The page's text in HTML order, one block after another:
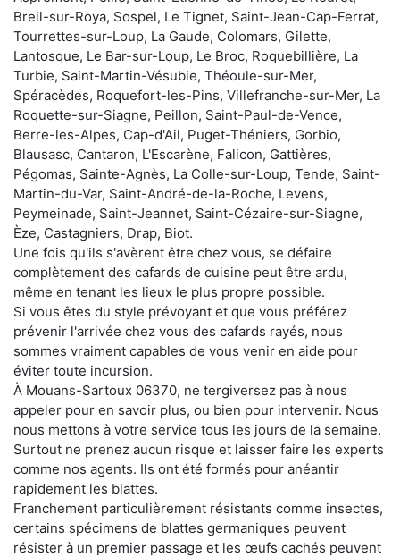
Breil-sur-Roya, Sospel, Le Tignet, Saint-Jean-Cap-Ferrat,
Tourrettes-sur-Loup, La Gaude, Colomars, Gilette,
Lantosque, Le Bar-sur-Loup, Le Broc, Roquebillière, La
Turbie, Saint-Martin-Vésubie, Théoule-sur-Mer,
Spéracèdes, Roquefort-les-Pins, Villefranche-sur-Mer, La
Roquette-sur-Siagne, Peillon, Saint-Paul-de-Vence,
Berre-les-Alpes, Cap-d'Ail, Puget-Théniers, Gorbio,
Blausasc, Cantaron, L'Escarène, Falicon, Gattières,
Pégomas, Sainte-Agnès, La Colle-sur-Loup, Tende, Saint-
Martin-du-Var, Saint-André-de-la-Roche, Levens,
Peymeinade, Saint-Jeannet, Saint-Cézaire-sur-Siagne,
Èze, Castagniers, Drap, Biot.
Une fois qu'ils s'avèrent être chez vous, se défaire
complètement des cafards de cuisine peut être ardu,
même en tenant les lieux le plus propre possible.
Si vous êtes du style prévoyant et que vous préférez
prévenir l'arrivée chez vous des cafards rayés, nous
sommes vraiment capables de vous venir en aide pour
éviter toute incursion.
À Mouans-Sartoux 06370, ne tergiversez pas à nous
appeler pour en savoir plus, ou bien pour intervenir. Nous
nous mettons à votre service tous les jours de la semaine.
Surtout ne prenez aucun risque et laisser faire les experts
comme nos agents. Ils ont été formés pour anéantir
rapidement les blattes.
Franchement particulièrement résistants comme insectes,
certains spécimens de blattes germaniques peuvent
résister à un premier passage et les œufs cachés peuvent